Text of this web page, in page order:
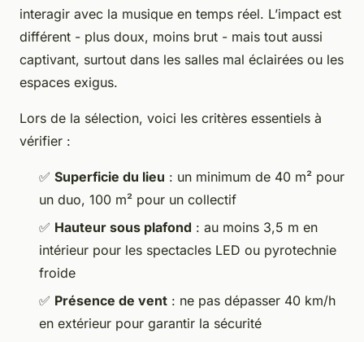
interagir avec la musique en temps réel. L’impact est
différent - plus doux, moins brut - mais tout aussi
captivant, surtout dans les salles mal éclairées ou les
espaces exigus.
Lors de la sélection, voici les critères essentiels à
vérifier :
✅ Superficie du lieu : un minimum de 40 m² pour
un duo, 100 m² pour un collectif
✅ Hauteur sous plafond : au moins 3,5 m en
intérieur pour les spectacles LED ou pyrotechnie
froide
✅ Présence de vent : ne pas dépasser 40 km/h
en extérieur pour garantir la sécurité